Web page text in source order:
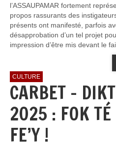
l’ASSAUPAMAR fortement
propos rassurants des
présents ont manifesté, parfois
désapprobation d’un tel projet
impression d’être mis devant le
CULTURE
CARBET –
2025 : FOK TÉ
FE’Y !